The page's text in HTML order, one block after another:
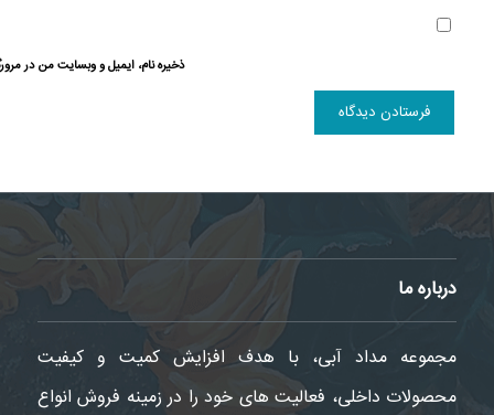
ذخیره نام، ایمیل و وبسایت من در
درباره ما
مجموعه مداد آبی، با هدف افزایش کمیت و کیفیت
محصولات داخلی، فعالیت های خود را در زمینه فروش انواع